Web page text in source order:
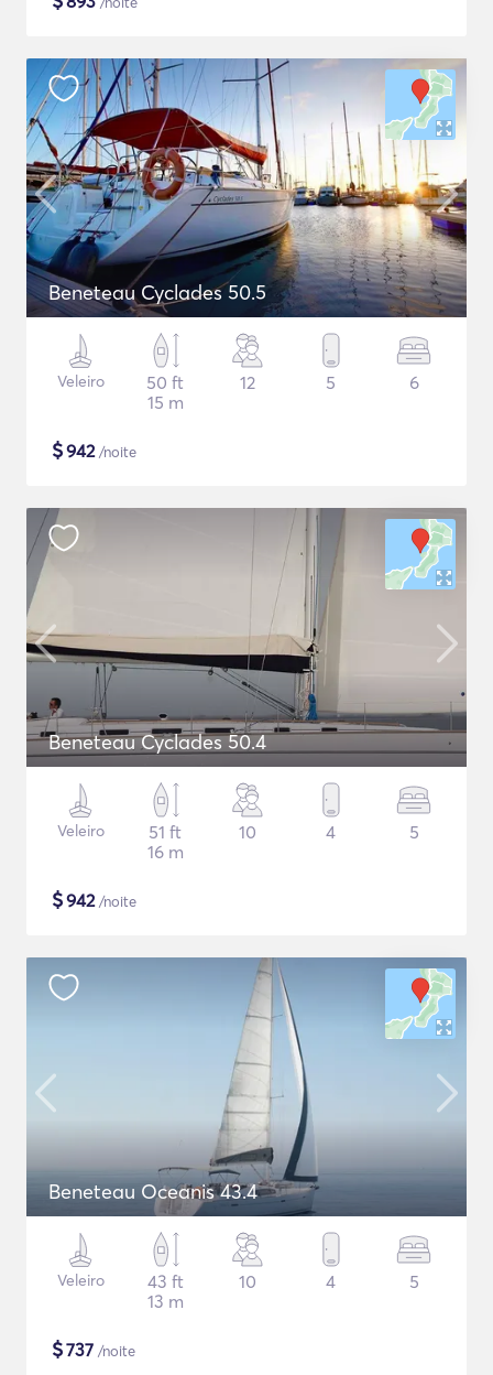
Beneteau Cyclades 50.5
Veleiro
50 ft
15 m
12 5 6
$942/noite
Beneteau Cyclades 50.4
Veleiro
51 ft
16 m
10 4 5
$942/noite
Beneteau Oceanis 43.4
Veleiro
43 ft
13 m
10 4 5
$737 /noite